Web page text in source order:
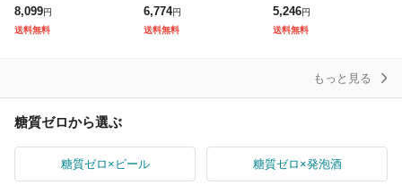
ml×2ケース/48本(048)
『IAS』 発泡酒 第3のビ
8,099円
送料無料
本 1ケース 送料無料
6,774円
送料無料
本 1ケース 送料無料
5,246円
送料無料
もっと見る
糖質ゼロから選ぶ
糖質ゼロ×ビール 糖質ゼロ×発泡酒